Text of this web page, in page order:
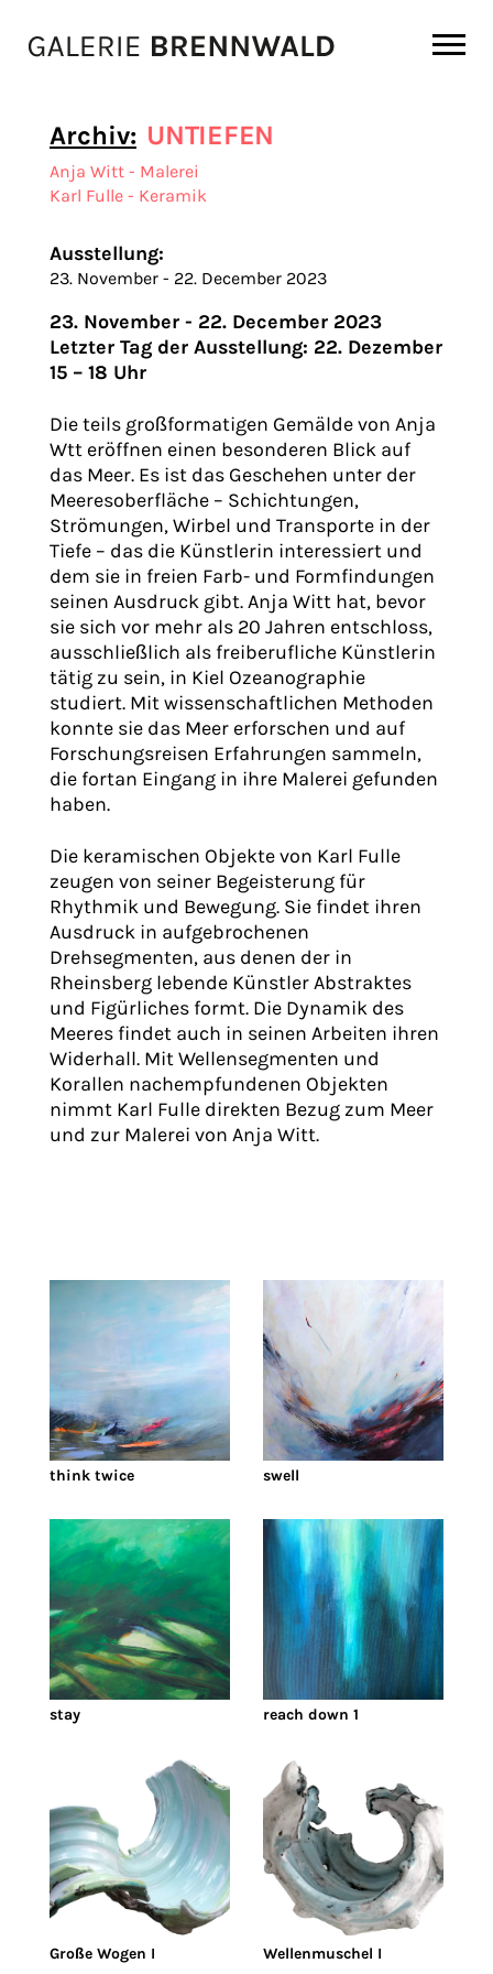
Archiv: UNTIEFEN
Anja Witt - Malerei
Karl Fulle - Keramik
Ausstellung:
23. November - 22. December 2023
23. November - 22. December 2023
Letzter Tag der Ausstellung: 22. Dezember
15 – 18 Uhr
Die teils großformatigen Gemälde von Anja
Wtt eröffnen einen besonderen Blick auf
das Meer. Es ist das Geschehen unter der
Meeresoberfläche – Schichtungen,
Strömungen, Wirbel und Transporte in der
Tiefe – das die Künstlerin interessiert und
dem sie in freien Farb- und Formfindungen
seinen Ausdruck gibt. Anja Witt hat, bevor
sie sich vor mehr als 20 Jahren entschloss,
ausschließlich als freiberufliche Künstlerin
tätig zu sein, in Kiel Ozeanographie
studiert. Mit wissenschaftlichen Methoden
konnte sie das Meer erforschen und auf
Forschungsreisen Erfahrungen sammeln,
die fortan Eingang in ihre Malerei gefunden
haben.
Die keramischen Objekte von Karl Fulle
zeugen von seiner Begeisterung für
Rhythmik und Bewegung. Sie findet ihren
Ausdruck in aufgebrochenen
Drehsegmenten, aus denen der in
Rheinsberg lebende Künstler Abstraktes
und Figürliches formt. Die Dynamik des
Meeres findet auch in seinen Arbeiten ihren
Widerhall. Mit Wellensegmenten und
Korallen nachempfundenen Objekten
nimmt Karl Fulle direkten Bezug zum Meer
und zur Malerei von Anja Witt.
think twice swell
stay reach down 1
Große Wogen I Wellenmuschel I